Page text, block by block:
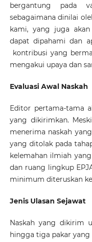
bergantung pada
sebagaimana dinilai
kami, yang juga
dapat dipahami dan
kontribusi yang
mengakui upaya dan
Evaluasi Awal Naskah
Editor pertama-tama
yang dikirimkan.
menerima naskah
yang ditolak pada
kelemahan ilmiah
dan ruang lingkup
minimum diteruskan
Jenis Ulasan Sejawat
Naskah yang dikirim
hingga tiga pakar